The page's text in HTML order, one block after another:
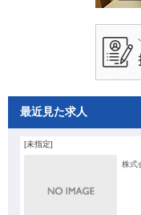
最近見た求人
[未指定]
株式